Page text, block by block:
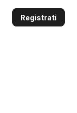
Registrati